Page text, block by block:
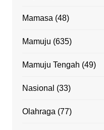
Mamasa(48)
Mamuju (635)
Mamuju Tengah (49)
Nasional (33)
Olahraga(77)